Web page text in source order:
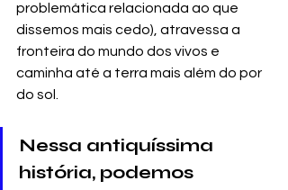
problemática relacionada ao que
dissemos mais cedo), atravessa a
fronteira do mundo dos vivos e
caminha até a terra mais além do por
do sol.
Nessa antiquíssima
história, podemos